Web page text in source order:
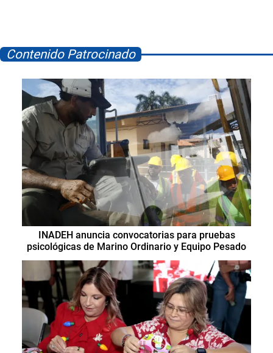
Contenido Patrocinado
INADEH anuncia convocatorias para pruebas
psicológicas de Marino Ordinario y Equipo Pesado